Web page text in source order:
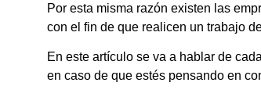
Por esta misma razón existen las
con el fin de que realicen un trabajo
En este artículo se va a hablar de
en caso de que estés pensando en